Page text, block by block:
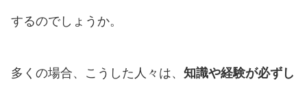
するのでしょうか。
多くの場合、こうした人々は、 知識や経験が必ずし